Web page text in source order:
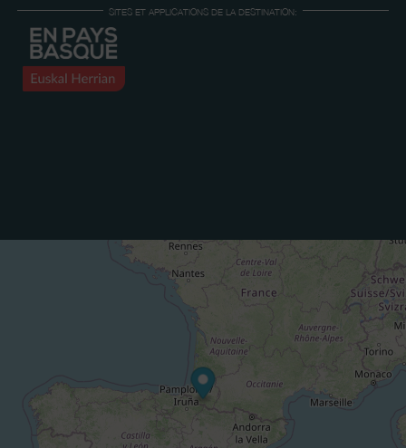
SITES ET APPLICATIONS DE LA DESTINATION: